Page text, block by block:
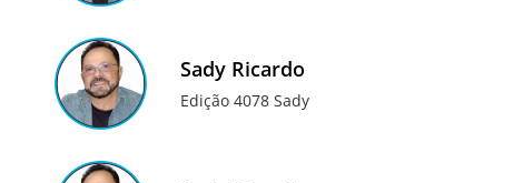
Sady Ricardo
Edição 4078 Sady